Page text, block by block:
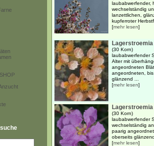
laubabwerfender,
wechselständig
lanzettlichen,
kupferroter
[mehr lesen]
(30 Korn)
laubabwerfender
Alter mit
angeordneten
angeordneten,
glänzend ...
[mehr lesen]
(30 Korn)
laubabwerfender
wechselständig
paarig
oberseits
[mehr lesen]